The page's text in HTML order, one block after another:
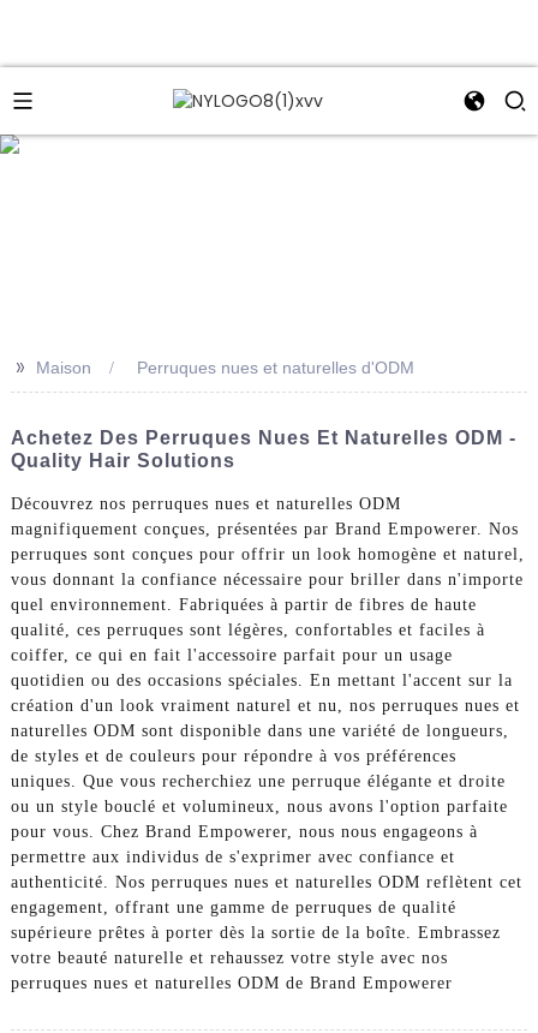
>> Maison Perruques nues et naturelles d'ODM
Achetez Des Perruques Nues Et Naturelles ODM -
Quality Hair Solutions
Découvrez nos perruques nues et naturelles ODM
magnifiquement conçues, présentées par Brand Empowerer. Nos
perruques sont conçues pour offrir un look homogène et naturel,
vous donnant la confiance nécessaire pour briller dans n'importe
quel environnement. Fabriquées à partir de fibres de haute
qualité, ces perruques sont légères, confortables et faciles à
coiffer, ce qui en fait l'accessoire parfait pour un usage
quotidien ou des occasions spéciales. En mettant l'accent sur la
création d'un look vraiment naturel et nu, nos perruques nues et
naturelles ODM sont disponible dans une variété de longueurs,
de styles et de couleurs pour répondre à vos préférences
uniques. Que vous recherchiez une perruque élégante et droite
ou un style bouclé et volumineux, nous avons l'option parfaite
pour vous. Chez Brand Empowerer, nous nous engageons à
permettre aux individus de s'exprimer avec confiance et
authenticité. Nos perruques nues et naturelles ODM reflètent cet
engagement, offrant une gamme de perruques de qualité
supérieure prêtes à porter dès la sortie de la boîte. Embrassez
votre beauté naturelle et rehaussez votre style avec nos
perruques nues et naturelles ODM de Brand Empowerer